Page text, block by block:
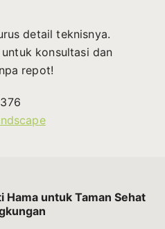
detail teknisnya.
konsultasi dan
repot!
Hama untuk Taman Sehat